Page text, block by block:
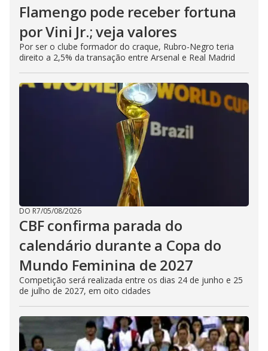
Flamengo pode receber fortuna
por Vini Jr.; veja valores
Por ser o clube formador do craque, Rubro-Negro teria
direito a 2,5% da transação entre Arsenal e Real Madrid
DO R7/05/08/2026
CBF confirma parada do
calendário durante a Copa do
Mundo Feminina de 2027
Competição será realizada entre os dias 24 de junho e 25
de julho de 2027, em oito cidades